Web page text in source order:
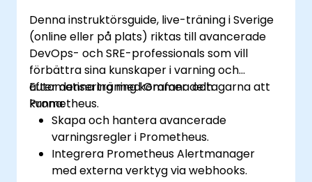
Denna instruktörsguide, live-träning i Sverige
(online eller på plats) riktas till avancerade
DevOps- och SRE-professionals som vill
förbättra sina kunskaper i varning och
automatisering med Grafana och
Prometheus.
Efter denna träning kommer deltagarna att
kunna:
Skapa och hantera avancerade
varningsregler i Prometheus.
Integrera Prometheus Alertmanager
med externa verktyg via webhooks.